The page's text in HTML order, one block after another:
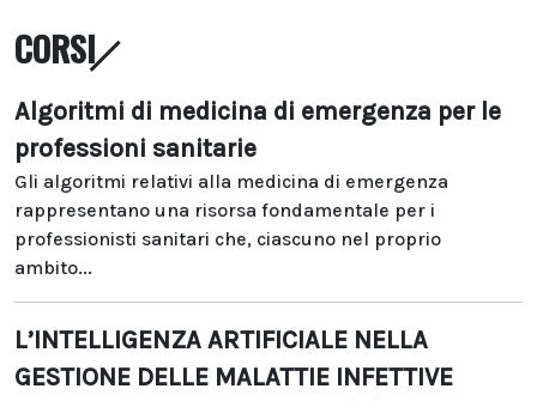
CORSI
Algoritmi di medicina di emergenza per le
professioni sanitarie
Gli algoritmi relativi alla medicina di emergenza
rappresentano una risorsa fondamentale per i
professionisti sanitari che, ciascuno nel proprio
ambito...
L’INTELLIGENZA ARTIFICIALE NELLA
GESTIONE DELLE MALATTIE INFETTIVE